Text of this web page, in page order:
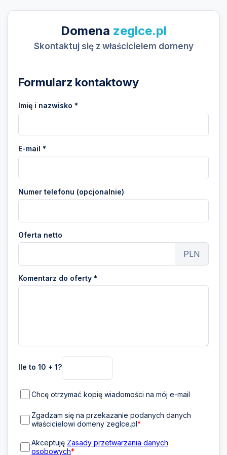
Domena zeglce.pl
Skontaktuj się z właścicielem domeny
Formularz kontaktowy
Imię i nazwisko *
E-mail *
Numer telefonu (opcjonalnie)
Oferta netto
PLN
Komentarz do oferty *
Ile to 10 + 1?
Chcę otrzymać kopię wiadomości na mój e-mail
Zgadzam się na przekazanie podanych danych
właścicielowi domeny zeglce.pl*
Akceptuję Zasady przetwarzania danych
osobowych*